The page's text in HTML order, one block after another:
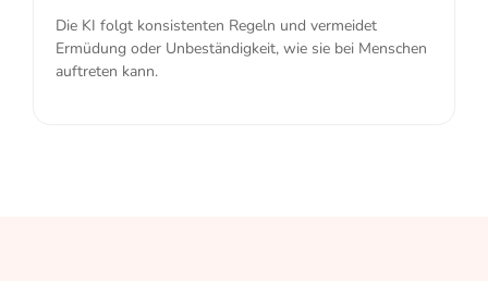
Die KI folgt konsistenten Regeln und vermeidet
Ermüdung oder Unbeständigkeit, wie sie bei Menschen
auftreten kann.